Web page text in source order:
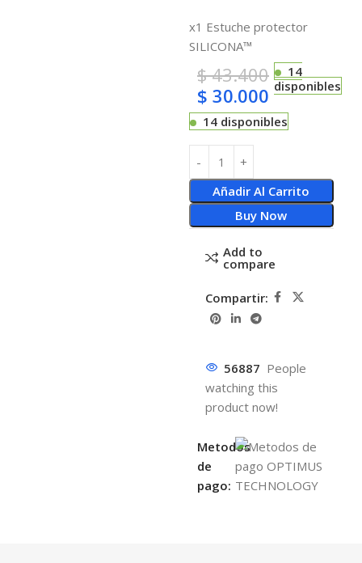
x1 Estuche protector
SILICONA™
$43.400
$ 30.000
14
disponibles
14 disponibles
Añadir Al Carrito
Buy Now
Add to
compare
Compartir:
56887 People
watching this
product now!
Metodos
de
pago: